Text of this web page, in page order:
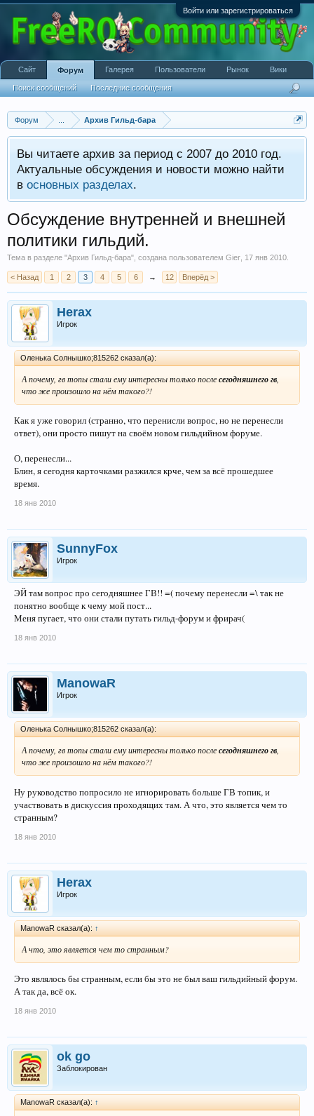
Войти или зарегистрироваться
Форум Архив Гильд-бара
Вы читаете архив за период с 2007 до 2010 год.
Актуальные обсуждения и новости можно найти
в основных разделах.
Обсуждение внутренней и внешней
политики гильдий.
Тема в разделе "Архив Гильд-бара", создана пользователем Gier 17 янв 2010
< Назад 1 2 3 4 5 6 → 12 Вперёд >
Herax
Игрок
Оленька Солнышко;815262 сказал(а):
А почему, гв топы стали ему интересны только послесегодняшнего гв
что же произошло на нём такого?!
Как я уже говорил (странно, что перенисли вопрос, но не перенесли
ответ), они просто пишут на своём новом гильдийном форуме.
О, перенесли...
Блин, я сегодня карточками разжился крче, чем за всё прошедшее
время.
18 янв 2010
SunnyFox
Игрок
ЭЙ там вопрос про сегодняшнее ГВ!! =( почему перенесли =\ так не
понятно вообще к чему мой пост...
Меня пугает, что они стали путать гильд-форум и фрирач(
18 янв 2010
ManowaR
Игрок
Оленька Солнышко;815262 сказал(а):
А почему, гв топы стали ему интересны только послесегодняшнего гв,
что же произошло на нём такого?!
Ну руководство попросило не игнорировать больше ГВ топик, и
участвовать в дискуссия проходящих там. А что, это является чем то
странным?
18 янв 2010
Herax
Игрок
ManowaR сказал(а): ↑
А что, это является чем то странным?
Это являлось бы странным, если бы это не был ваш гильдийный форум.
А так да, всё ок.
18 янв 2010
ok go
Заблокирован
ManowaR сказал(а): ↑
Сайт Форум
Поиск сообщений Последние сообщения
Галерея Пользователи Рынок Вики